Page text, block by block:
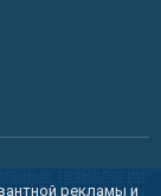
рекламы и